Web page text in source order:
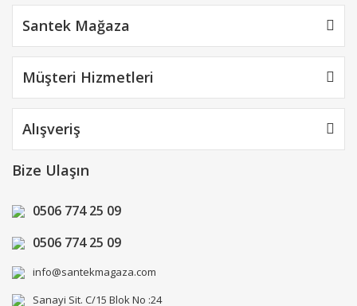
Santek Mağaza
Müşteri Hizmetleri
Alışveriş
Bize Ulaşın
0506 774 25 09
0506 774 25 09
info@santekmagaza.com
Sanayi Sit. C/15 Blok No :24